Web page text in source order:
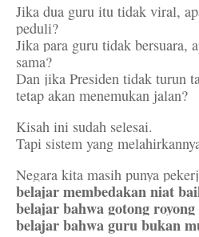
Jika dua guru itu tidak viral,
peduli?
Jika para guru tidak bersuara,
sama?
Dan jika Presiden tidak turun
tetap akan menemukan jalan?
Kisah ini sudah selesai.
Tapi sistem yang
Negara kita masih punya
belajar membedakan niat
belajar bahwa gotong
belajar bahwa guru bukan